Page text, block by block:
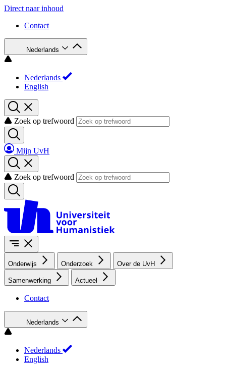
Direct naar inhoud
Contact
Nederlands
Nederlands
English
Zoek op trefwoord
Mijn UvH
Zoek op trefwoord
Onderwijs Onderzoek Over de UvH
Samenwerking Actueel
Contact
Nederlands
Nederlands
English